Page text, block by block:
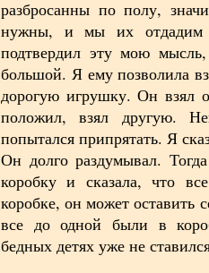
разбросанны по полу,
нужны, и мы их отдадим
подтвердил эту мою
большой. Я ему позволила
дорогую игрушку. Он взял
положил, взял другую.
попытался припрятать. Я
Он долго раздумывал.
коробку и сказала, что
коробке, он может оставить
все до одной были в
бедных детях уже не